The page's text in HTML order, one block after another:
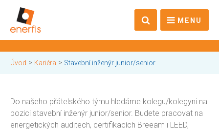
MENU
Úvod > Kariéra > Stavební inženýr junior/senior
Do našeho přátelského týmu hledáme kolegu/kolegyni na
pozici stavební inženýr junior/senior. Budete pracovat na
energetických auditech, certifikacích Breeam i LEED,